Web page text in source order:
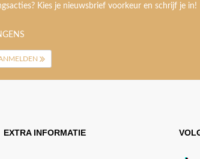
Kies je nieuwsbrief voorkeur en schrijf je in!
EXTRA INFORMATIE